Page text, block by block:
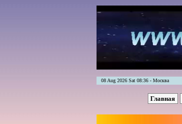
08 Aug 2026 Sat 08:36 - Москва
Главная